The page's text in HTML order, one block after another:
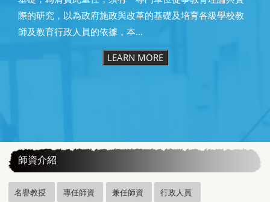
際的研究，以為政府施政與改革的基礎及培育各級學校教
師及教育行政人員的依據，本...
LEARN MORE
師資介紹
名譽教授 專任師資 兼任師資 行政人員